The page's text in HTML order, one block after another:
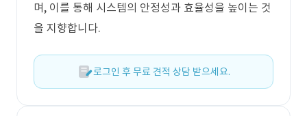
며, 이를 통해 시스템의 안정성과 효율성을 높이는 것
을 지향합니다.
로그인 후 무료 견적 상담 받으세요.